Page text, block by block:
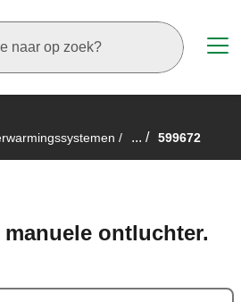
/ ... / 599672
ontluchter.